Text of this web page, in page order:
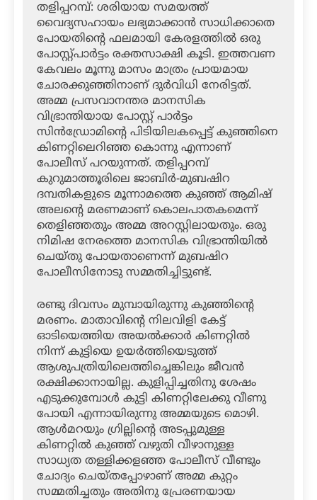
തളിപ്പറമ്പ്: ശരിയായ സമയത്ത്
വൈദ്യസഹായം ലഭ്യമാക്കാന്‍ സാധിക്കാതെ
പോയതിന്റെ ഫലമായി കേരളത്തില്‍ ഒരു
പോസ്റ്റ്പാര്‍ട്ടം രക്തസാക്ഷി കൂടി. ഇത്തവണ
കേവലം മൂന്നു മാസം മാത്രം പ്രായമായ
ചോരക്കുഞ്ഞിനാണ് ദുര്‍വിധി നേരിട്ടത്.
അമ്മ പ്രസവാനന്തര മാനസിക
വിഭ്രാന്തിയായ പോസ്റ്റ് പാര്‍ട്ടം
സിന്‍ഡ്രോമിന്റെ പിടിയിലകപ്പെട്ട് കുഞ്ഞിനെ
കിണറ്റിലെറിഞ്ഞ കൊന്നു എന്നാണ്
പോലീസ് പറയുന്നത്. തളിപ്പറമ്പ്
കുറുമാത്തൂരിലെ ജാബിര്‍-മുബഷിറ
ദമ്പതികളുടെ മൂന്നാമത്തെ കുഞ്ഞ് ആമിഷ്
അലന്റെ മരണമാണ് കൊലപാതകമെന്ന്
തെളിഞ്ഞതും അമ്മ അറസ്റ്റിലായതും. ഒരു
നിമിഷ നേരത്തെ മാനസിക വിഭ്രാന്തിയില്‍
ചെയ്തു പോയതാണെന്ന് മുബഷിറ
പോലീസിനോടു സമ്മതിച്ചിട്ടുണ്ട്.
രണ്ടു ദിവസം മുമ്പായിരുന്നു കുഞ്ഞിന്റെ
മരണം. മാതാവിന്റെ നിലവിളി കേട്ട്
ഓടിയെത്തിയ അയല്‍ക്കാര്‍ കിണറ്റില്‍
നിന്ന് കുട്ടിയെ ഉയര്‍ത്തിയെടുത്ത്
ആശുപത്രിയിലെത്തിച്ചെങ്കിലും ജീവന്‍
രക്ഷിക്കാനായില്ല. കുളിപ്പിച്ചതിനു ശേഷം
എടുക്കുമ്പോള്‍ കുട്ടി കിണറ്റിലേക്കു വീണു
പോയി എന്നായിരുന്നു അമ്മയുടെ മൊഴി.
ആള്‍മറയും ഗ്രില്ലിന്റെ അടപ്പുമുള്ള
കിണറ്റില്‍ കുഞ്ഞ് വഴുതി വീഴാനുള്ള
സാധ്യത തള്ളിക്കളഞ്ഞ പോലീസ് വീണ്ടും
ചോദ്യം ചെയ്തപ്പോഴാണ് അമ്മ കുറ്റം
സമ്മതിച്ചതും അതിനു പ്രേരണയായ